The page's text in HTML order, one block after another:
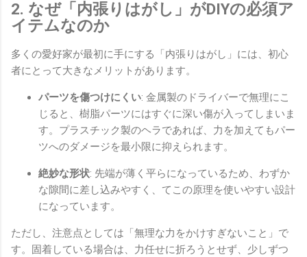
2. なぜ「内張りはがし」がDIYの必須ア
イテムなのか
多くの愛好家が最初に手にする「内張りはがし」には、初心
者にとって大きなメリットがあります。
パーツを傷つけにくい: 金属製のドライバーで無理にこ
じると、樹脂パーツにはすぐに深い傷が入ってしまいま
す。プラスチック製のヘラであれば、力を加えてもパー
ツへのダメージを最小限に抑えられます。
絶妙な形状: 先端が薄く平らになっているため、わずか
な隙間に差し込みやすく、てこの原理を使いやすい設計
になっています。
ただし、注意点としては「無理な力をかけすぎないこと」で
す。固着している場合は、力任せに折ろうとせず、少しずつ